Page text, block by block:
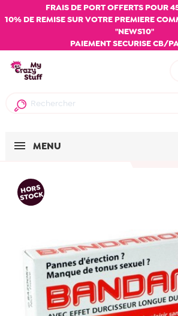
FRAIS DE PORT OFFERTS POUR
10% DE REMISE SUR VOTRE PREMIERE
"NEWS10"
PAIEMENT SECURISE CB/
MENU
HORS
STOCK